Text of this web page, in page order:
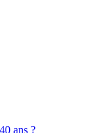
ans ?